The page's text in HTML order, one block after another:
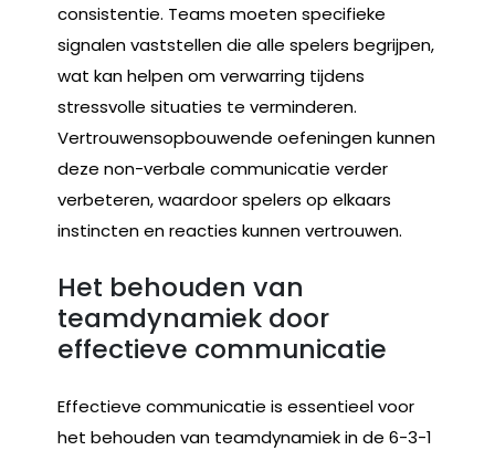
consistentie. Teams moeten specifieke
signalen vaststellen die alle spelers begrijpen,
wat kan helpen om verwarring tijdens
stressvolle situaties te verminderen.
Vertrouwensopbouwende oefeningen kunnen
deze non-verbale communicatie verder
verbeteren, waardoor spelers op elkaars
instincten en reacties kunnen vertrouwen.
Het behouden van
teamdynamiek door
effectieve communicatie
Effectieve communicatie is essentieel voor
het behouden van teamdynamiek in de 6-3-1